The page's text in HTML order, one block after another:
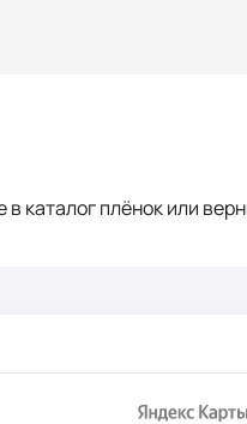
каталог плёнок или